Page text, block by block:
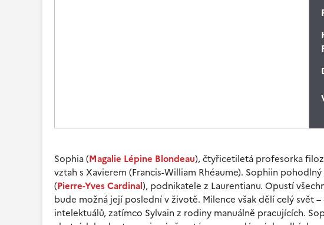
Sophia (Magalie Lépine Blondeau), čtyřicetiletá profesorka
vztah s Xavierem (Francis-William Rhéaume). Sophiin
(Pierre-Yves Cardinal), podnikatele z Laurentianu. Opustí
bude možná její poslední v životě. Milence však dělí celý svět
intelektuálů, zatímco Sylvain z rodiny manuálně pracujících.